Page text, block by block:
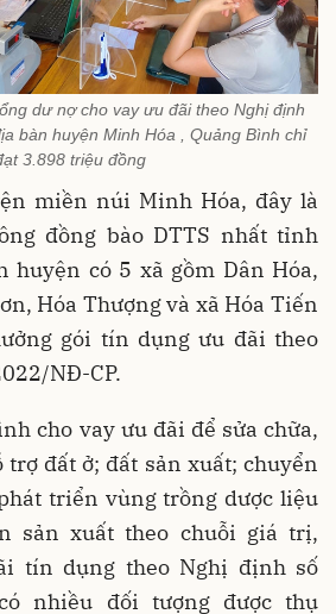
dư nợ cho vay ưu đãi theo Nghị định
bàn huyện Minh Hóa , Quảng Bình chỉ
3.898 triệu đồng
miền núi Minh Hóa, đây là
đồng bào DTTS nhất tỉnh
huyện có 5 xã gồm Dân Hóa,
Hóa Thượng và xã Hóa Tiến
gói tín dụng ưu đãi theo
NĐ-CP.
cho vay ưu đãi để sửa chữa,
trợ đất ở; đất sản xuất; chuyển
triển vùng trồng dược liệu
sản xuất theo chuỗi giá trị,
tín dụng theo Nghị định số
nhiều đối tượng được thụ